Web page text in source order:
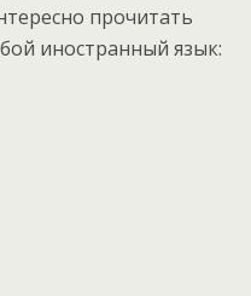
прочитать
иностранный язык: